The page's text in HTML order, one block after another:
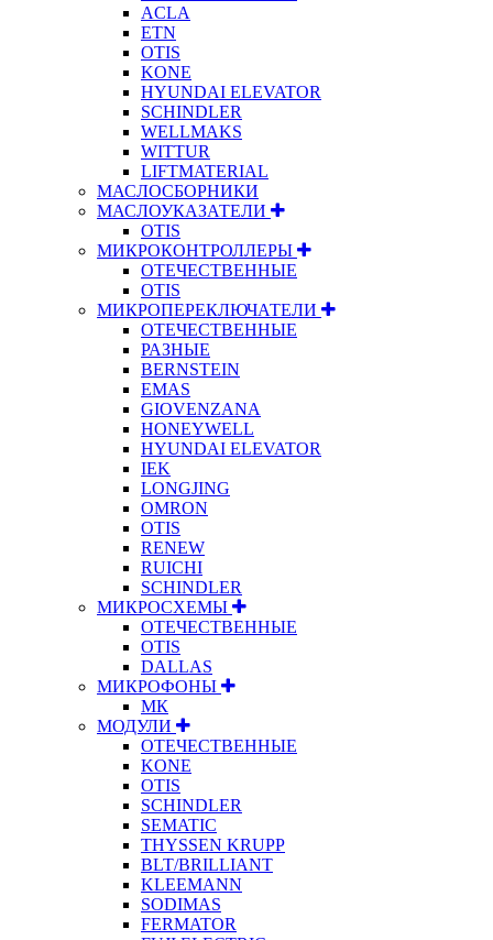
ACLA
ETN
OTIS
KONE
HYUNDAI ELEVATOR
SCHINDLER
WELLMAKS
WITTUR
LIFTMATERIAL
МАСЛОСБОРНИКИ
МАСЛОУКАЗАТЕЛИ
OTIS
МИКРОКОНТРОЛЛЕРЫ
ОТЕЧЕСТВЕННЫЕ
OTIS
МИКРОПЕРЕКЛЮЧАТЕЛИ
ОТЕЧЕСТВЕННЫЕ
РАЗНЫЕ
BERNSTEIN
EMAS
GIOVENZANA
HONEYWELL
HYUNDAI ELEVATOR
IEK
LONGJING
OMRON
OTIS
RENEW
RUICHI
SCHINDLER
МИКРОСХЕМЫ
ОТЕЧЕСТВЕННЫЕ
OTIS
DALLAS
МИКРОФОНЫ
МК
МОДУЛИ
ОТЕЧЕСТВЕННЫЕ
KONE
OTIS
SCHINDLER
SEMATIC
THYSSEN KRUPP
BLT/BRILLIANT
KLEEMANN
SODIMAS
FERMATOR